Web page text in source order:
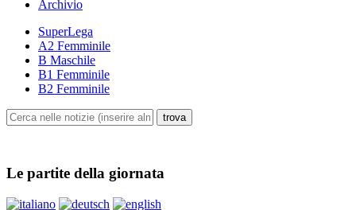
Archivio
SuperLega
A2 Femminile
B Maschile
B1 Femminile
B2 Femminile
Le partite della giornata